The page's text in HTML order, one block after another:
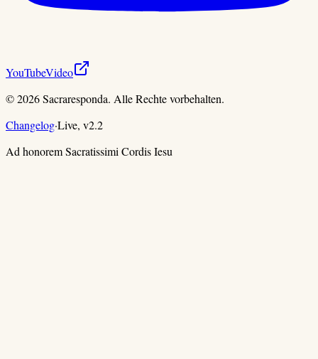
YouTubeVideo
©2026Sacraresponda. Alle Rechte vorbehalten.
Changelog·Live, v2.2
Ad honorem Sacratissimi Cordis Iesu